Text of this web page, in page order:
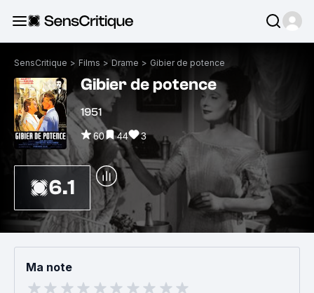
SensCritique > Films > Drame > Gibier de potence
Gibier de potence
1951
60 44 3
6.1
Ma note